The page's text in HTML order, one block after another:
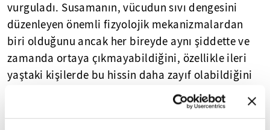
vurguladı. Susamanın, vücudun sıvı dengesini
düzenleyen önemli fizyolojik mekanizmalardan
biri olduğunu ancak her bireyde aynı şiddette ve
zamanda ortaya çıkmayabildiğini, özellikle ileri
yaştaki kişilerde bu hissin daha zayıf olabildiğini
Sıcak havalarda vücudun ısı dengesini korumak